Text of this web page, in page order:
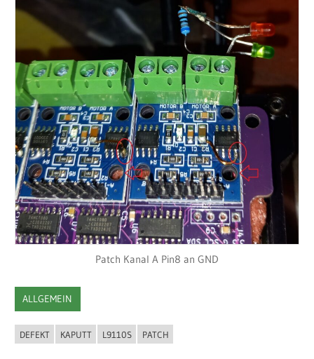
Patch Kanal A Pin8 an GND
ALLGEMEIN
DEFEKT KAPUTT L9110S PATCH